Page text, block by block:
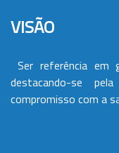
VISÃO
Ser referência em
destacando-se
compromisso com a